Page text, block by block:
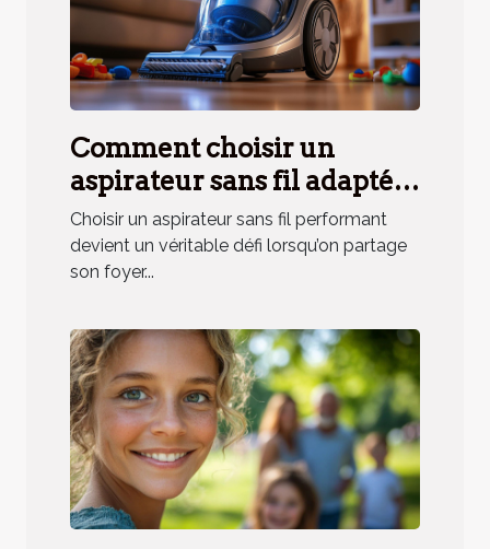
Comment choisir un
aspirateur sans fil adapté
aux besoins des ménages
avec animaux ?
Choisir un aspirateur sans fil performant
devient un véritable défi lorsqu’on partage
son foyer...